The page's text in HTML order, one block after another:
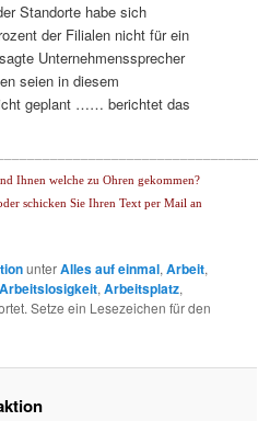
Standorte habe sich
der Filialen nicht für ein
Unternehmenssprecher
seien in diesem
geplant …… berichtet das
Ihnen welche zu Ohren gekommen?
schicken Sie Ihren Text per Mail an
unterAlles auf einmal,Arbeit,
Arbeitslosigkeit,Arbeitsplatz,
Setze ein Lesezeichen für den